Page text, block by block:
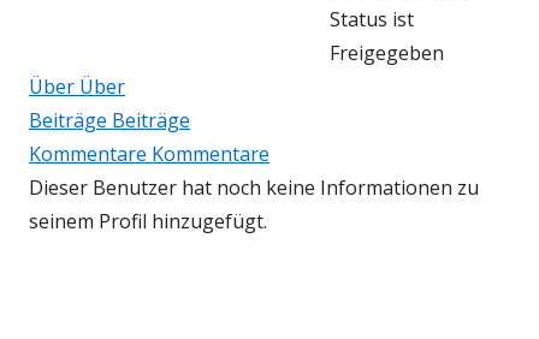
Status ist
Freigegeben
Über Über
Beiträge Beiträge
Kommentare Kommentare
Dieser Benutzer hat noch keine Informationen zu
seinem Profil hinzugefügt.